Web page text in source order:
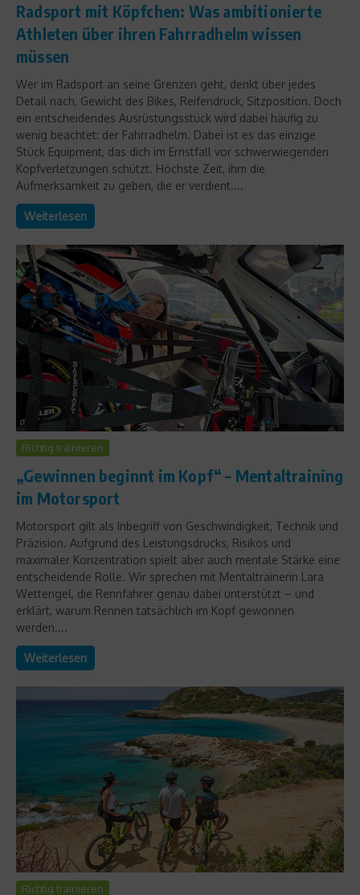
Radsport mit Köpfchen: Was ambitionierte
Athleten über ihren Fahrradhelm wissen
müssen
Wer im Radsport an seine Grenzen geht, denkt über jedes
Detail nach, Gewicht des Bikes, Reifendruck, Sitzposition. Doch
ein entscheidendes Ausrüstungsstück wird dabei häufig zu
wenig beachtet: der Fahrradhelm. Dabei ist es das einzige
Stück Equipment, das dich im Ernstfall vor schwerwiegenden
Kopfverletzungen schützt. Höchste Zeit, ihm die
Aufmerksamkeit zu geben, die er verdient....
Weiterlesen
Richtig trainieren
„Gewinnen beginnt im Kopf“ – Mentaltraining
im Motorsport
Motorsport gilt als Inbegriff von Geschwindigkeit, Technik und
Präzision. Aufgrund des Leistungsdrucks, Risikos und
maximaler Konzentration spielt aber auch mentale Stärke eine
entscheidende Rolle. Wir sprechen mit Mentaltrainerin Lara
Wettengel, die Rennfahrer genau dabei unterstützt – und
erklärt, warum Rennen tatsächlich im Kopf gewonnen
werden....
Weiterlesen
Richtig trainieren